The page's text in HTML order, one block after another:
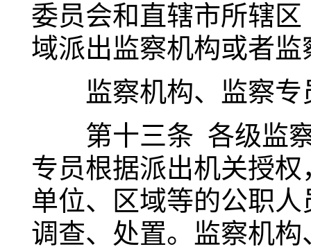
委员会和直辖市所辖
域派出监察机构或者监
监察机构、监察专
第十三条 各级监察
专员根据派出机关授
单位、区域等的公职
调查、处置。监察机